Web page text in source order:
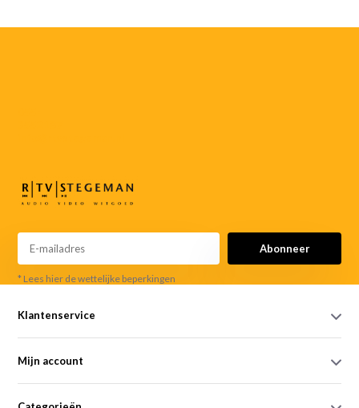
Abonneer
* Lees hier de wettelijke beperkingen
Klantenservice
Mijn account